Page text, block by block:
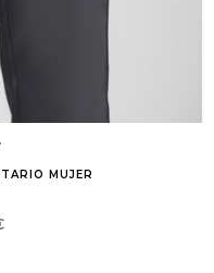
MUJER